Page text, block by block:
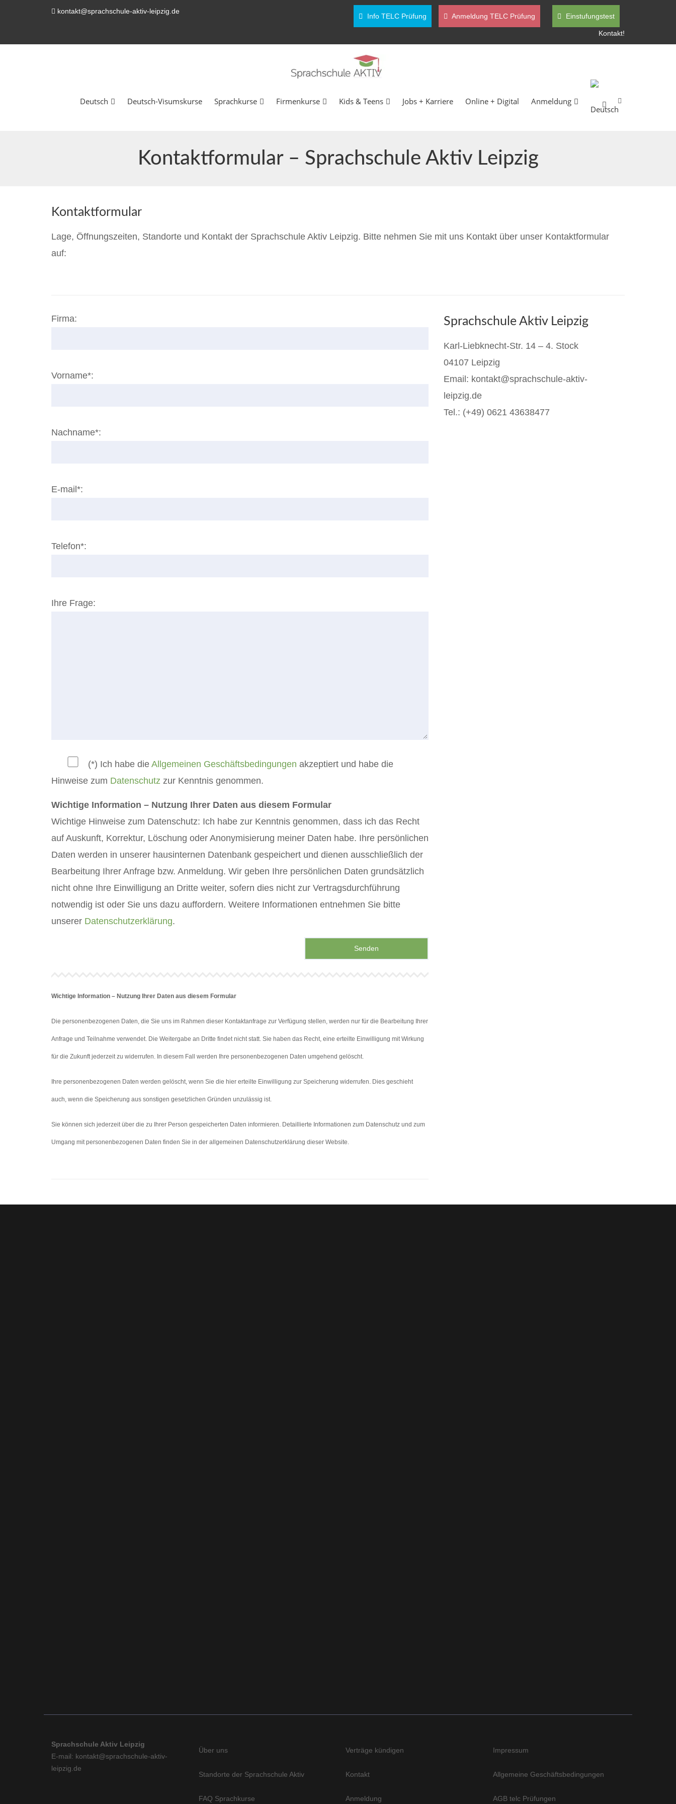
kontakt@sprachschule-aktiv-leipzig.de
Info TELC Prüfung Anmeldung TELC Prüfung Einstufungstest
Kontakt!
Deutsch Deutsch-Visumskurse Sprachkurse Firmenkurse Kids & Teens Jobs + Karriere Online + Digital Anmeldung
Kontaktformular – Sprachschule Aktiv Leipzig
Kontaktformular
Lage, Öffnungszeiten, Standorte und Kontakt der Sprachschule Aktiv Leipzig. Bitte nehmen Sie mit uns Kontakt über unser Kontaktformular
auf:
Firma:
Vorname*:
Nachname*:
E-mail*:
Telefon*:
Ihre Frage:
(*) Ich habe die Allgemeinen Geschäftsbedingungen akzeptiert und habe die
Hinweise zum Datenschutz zur Kenntnis genommen.
Wichtige Information – Nutzung Ihrer Daten aus diesem Formular
Wichtige Hinweise zum Datenschutz: Ich habe zur Kenntnis genommen, dass ich das Recht
auf Auskunft, Korrektur, Löschung oder Anonymisierung meiner Daten habe. Ihre persönlichen
Daten werden in unserer hausinternen Datenbank gespeichert und dienen ausschließlich der
Bearbeitung Ihrer Anfrage bzw. Anmeldung. Wir geben Ihre persönlichen Daten grundsätzlich
nicht ohne Ihre Einwilligung an Dritte weiter, sofern dies nicht zur Vertragsdurchführung
notwendig ist oder Sie uns dazu auffordern. Weitere Informationen entnehmen Sie bitte
unserer Datenschutzerklärung.
Wichtige Information – Nutzung Ihrer Daten aus diesem Formular
Die personenbezogenen Daten, die Sie uns im Rahmen dieser Kontaktanfrage zur Verfügung stellen, werden nur für die Bearbeitung Ihrer
Anfrage und Teilnahme verwendet. Die Weitergabe an Dritte findet nicht statt. Sie haben das Recht, eine erteilte Einwilligung mit Wirkung
für die Zukunft jederzeit zu widerrufen. In diesem Fall werden Ihre personenbezogenen Daten umgehend gelöscht.
Ihre personenbezogenen Daten werden gelöscht, wenn Sie die hier erteilte Einwilligung zur Speicherung widerrufen. Dies geschieht
auch, wenn die Speicherung aus sonstigen gesetzlichen Gründen unzulässig ist.
Sie können sich jederzeit über die zu Ihrer Person gespeicherten Daten informieren. Detaillierte Informationen zum Datenschutz und zum
Umgang mit personenbezogenen Daten finden Sie in der allgemeinen Datenschutzerklärung dieser Website.
Sprachschule Aktiv Leipzig
Karl-Liebknecht-Str. 14 – 4. Stock
04107 Leipzig
Email: kontakt@sprachschule-aktiv-
leipzig.de
Tel.: (+49) 0621 43638477
Sprachschule Aktiv Leipzig
E-mail: kontakt@sprachschule-aktiv-
leipzig.de
Über uns
Standorte der Sprachschule Aktiv
FAQ Sprachkurse
Verträge kündigen
Kontakt
Anmeldung
Impressum
Allgemeine Geschäftsbedingungen
AGB telc Prüfungen